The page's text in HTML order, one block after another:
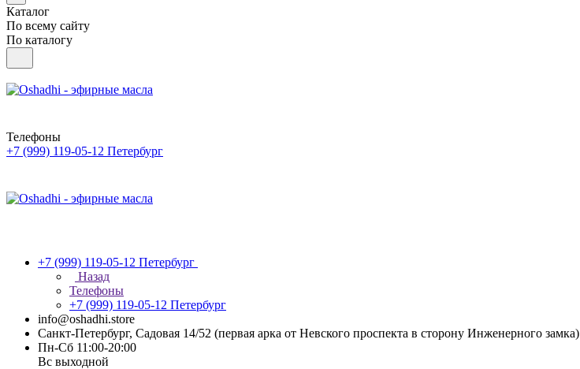
Каталог
По всему сайту
По каталогу
Телефоны
+7 (999) 119-05-12 Петербург
+7 (999) 119-05-12 Петербург
Назад
Телефоны
+7 (999) 119-05-12 Петербург
info@oshadhi.store
Санкт-Петербург, Садовая 14/52 (первая арка от Невского проспекта в сторону Инженерного замка)
Пн-Сб 11:00-20:00
Вс выходной